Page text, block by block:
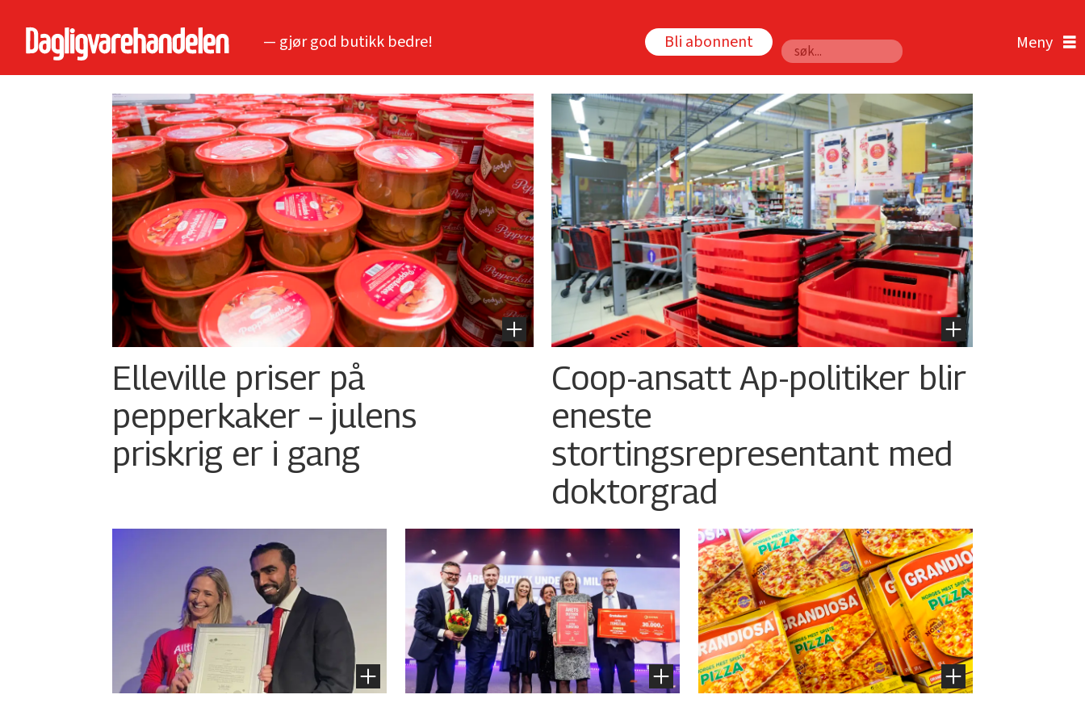
— gjør god butikk bedre! Bli abonnent
Søk
Elleville priser på
pepperkaker – julens
priskrig er i gang
Coop-ansatt Ap-politiker blir
eneste
stortingsrepresentant med
doktorgrad